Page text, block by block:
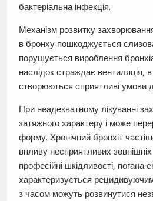
бактеріальна інфекція.
Механізм розвитку
в бронху пошкоджується
порушується вироблення
наслідок страждає вентиляція, в
створюються сприятливі умови
При неадекватному лікуванні
затяжного характеру і може
форму. Хронічний бронхіт
впливу несприятливих зовнішніх
професійні шкідливості, погана
характеризується
з часом можуть розвинутися